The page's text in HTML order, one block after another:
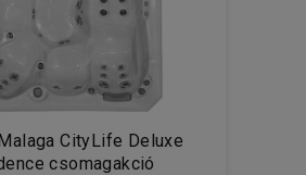
CityLife Deluxe
csomagakció